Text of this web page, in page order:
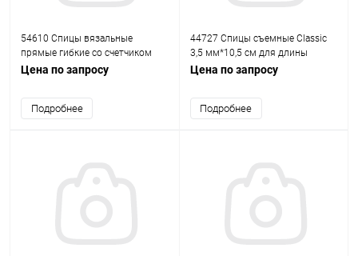
54610 Спицы вязальные
прямые гибкие со счетчиком
петель 4,50мм*49см, алюм. 2шт
Цена по запросу
Подробнее
44727 Спицы съемные Classic
3,5 мм*10,5 см для длины
тросика 40-120 см, алюм. PONY
Цена по запросу
Подробнее